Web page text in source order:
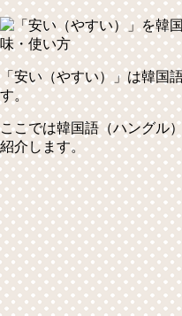
「安い（やすい）」は韓国
す。
ここでは韓国語（ハングル
紹介します。